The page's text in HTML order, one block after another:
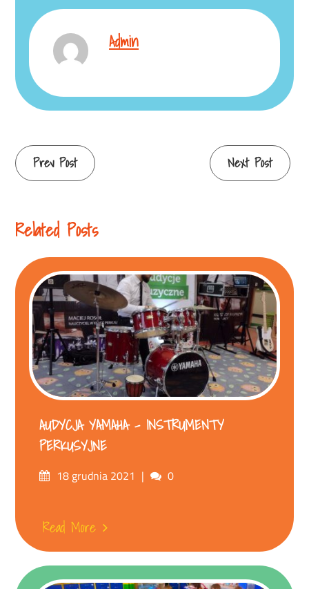
Admin
Continue
Prev Post Next Post
Related Posts
AUDYCJA YAMAHA – INSTRUMENTY
PERKUSYJNE
Posted18 grudnia 2021 Comments
0
Read More